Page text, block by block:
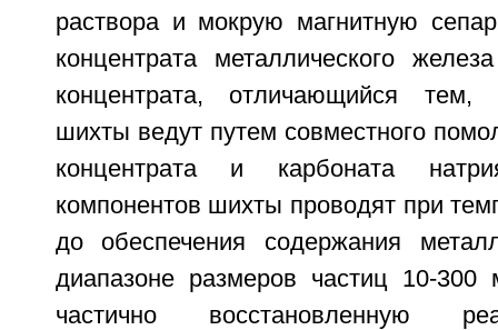
раствора и мокрую магнитную
концентрата металлического
концентрата, отличающийся тем,
шихты ведут путем совместного
концентрата и карбоната
компонентов шихты проводят при
до обеспечения содержания
диапазоне размеров частиц 10-
частично восстановленную